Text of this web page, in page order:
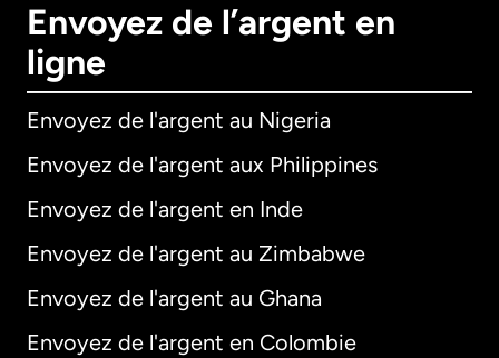
Envoyez de l’argent en
ligne
Envoyez de l'argent au Nigeria
Envoyez de l'argent aux Philippines
Envoyez de l'argent en Inde
Envoyez de l'argent au Zimbabwe
Envoyez de l'argent au Ghana
Envoyez de l'argent en Colombie